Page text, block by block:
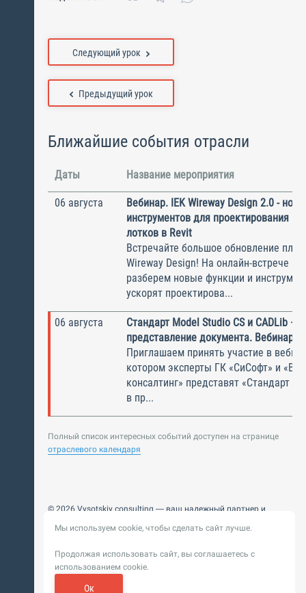
Предыдущий урок
Следующий урок
Ближайшие события отрасли
Даты Название мероприятия
06 августа
Вебинар. IEK Wireway Design 2.0 -
инструментов для проектирования
лотков в Revit
Встречайте большое обновление
Wireway Design! На онлайн-встрече
разберем новые функции и
ускорят проектирова...
06 августа
Стандарт Model Studio CS и CADLib —
представление документа. Вебинар
Приглашаем принять участие в
котором эксперты ГК «СиСофт» и
консалтинг» представят «Стандарт
в пр...
Полный список интересных событий доступен на странице
отраслевого календаря
© 2026 Vysotskiy consulting — ваш надежный партнер и
Цифровизация, BIM, ИИ. Внедряем и оптимизируем
Пользовательское
соглашение
Политика обработки персональных
данных
Мы используем cookie, чтобы сделать сайт лучше.
Продолжая использовать сайт, вы соглашаетесь с
использованием cookie.
Ок